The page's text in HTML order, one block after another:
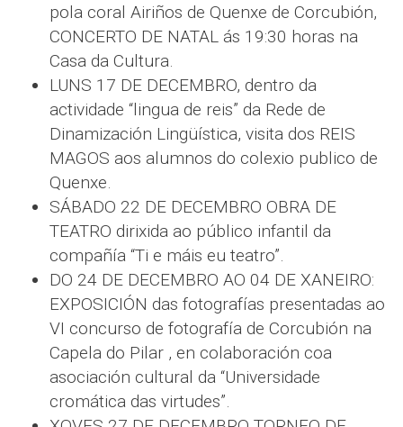
pola coral Airiños de Quenxe de Corcubión,
CONCERTO DE NATAL ás 19:30 horas na
Casa da Cultura.
LUNS 17 DE DECEMBRO, dentro da
actividade “lingua de reis” da Rede de
Dinamización Lingüística, visita dos REIS
MAGOS aos alumnos do colexio publico de
Quenxe.
SÁBADO 22 DE DECEMBRO OBRA DE
TEATRO dirixida ao público infantil da
compañía “Ti e máis eu teatro”.
DO 24 DE DECEMBRO AO 04 DE XANEIRO:
EXPOSICIÓN das fotografías presentadas ao
VI concurso de fotografía de Corcubión na
Capela do Pilar , en colaboración coa
asociación cultural da “Universidade
cromática das virtudes”.